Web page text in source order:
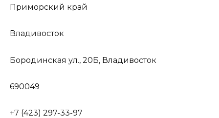
Приморский край
Владивосток
Бородинская ул., 20Б, Владивосток
690049
+7 (423) 297-33-97